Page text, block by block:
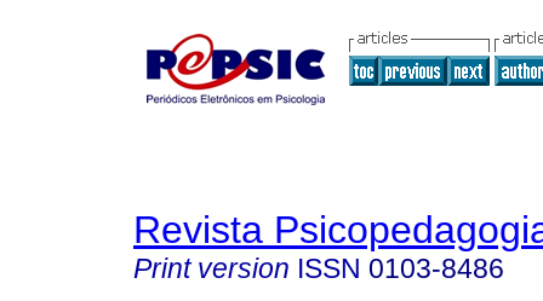
Revista
Print version ISSN 0103-8486